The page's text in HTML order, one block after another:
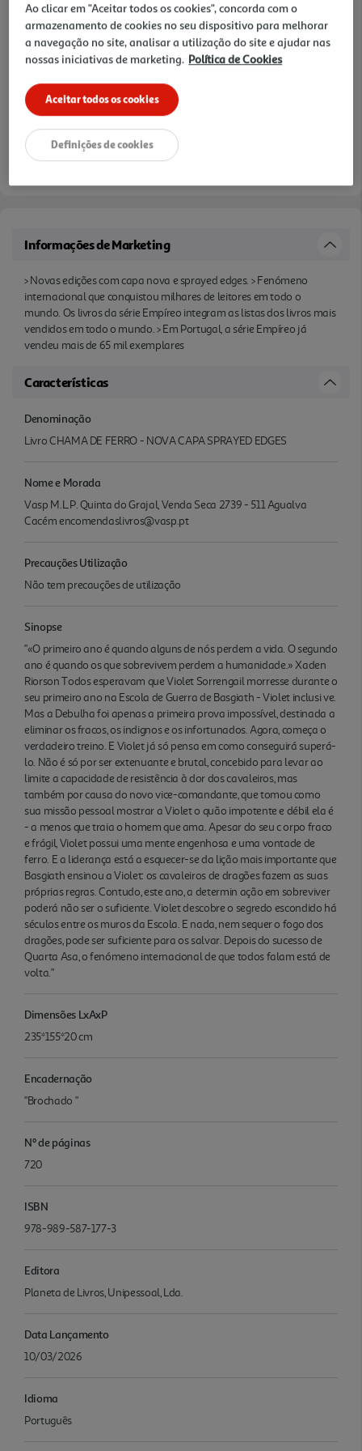
Informações de Marketing
> Novas edições com capa nova e sprayed edges. > Fenómeno
internacional que conquistou milhares de leitores em todo o
mundo. Os livros da série Empíreo integram as listas dos livros mais
vendidos em todo o mundo. > Em Portugal, a série Empíreo já
vendeu mais de 65 mil exemplares
Características
Denominação
Livro CHAMA DE FERRO - NOVA CAPA SPRAYED EDGES
Nome e Morada
Vasp M.L.P. Quinta do Grajal, Venda Seca 2739 - 511 Agualva
Cacém encomendaslivros@vasp.pt
Precauções Utilização
Não tem precauções de utilização
Sinopse
"«O primeiro ano é quando alguns de nós perdem a vida. O segundo
ano é quando os que sobrevivem perdem a humanidade.» Xaden
Riorson Todos esperavam que Violet Sorrengail morresse durante o
seu primeiro ano na Escola de Guerra de Basgiath - Violet inclusi ve.
Mas a Debulha foi apenas a primeira prova impossível, destinada a
eliminar os fracos, os indignos e os infortunados. Agora, começa o
verdadeiro treino. E Violet já só pensa em como conseguirá superá-
lo. Não é só por ser extenuante e brutal, concebido para levar ao
limite a capacidade de resistência à dor dos cavaleiros, mas
também por causa do novo vice-comandante, que tomou como
sua missão pessoal mostrar a Violet o quão impotente e débil ela é
- a menos que traia o homem que ama. Apesar do seu c orpo fraco
e frágil, Violet possui uma mente engenhosa e uma vontade de
ferro. E a liderança está a esquecer-se da lição mais importante que
Basgiath ensinou a Violet: os cavaleiros de dragões fazem as suas
próprias regras. Contudo, este ano, a determin ação em sobreviver
poderá não ser o suficiente. Violet descobre o segredo escondido há
séculos entre os muros da Escola. E nada, nem sequer o fogo dos
dragões, pode ser suficiente para os salvar. Depois do sucesso de
Quarta Asa, o fenómeno internacional de que todos falam está de
volta."
Dimensões LxAxP
235*155*20 cm
Encadernação
"Brochado "
Nº de páginas
720
ISBN
978-989-587-177-3
Editora
Planeta de Livros, Unipessoal, Lda.
Data Lançamento
10/03/2026
Idioma
Português
Ao clicar em "Aceitar todos os cookies", concorda com o
armazenamento de cookies no seu dispositivo para melhorar
a navegação no site, analisar a utilização do site e ajudar nas
nossas iniciativas de marketing. Política de Cookies
Aceitar todos os cookies
Definições de cookies